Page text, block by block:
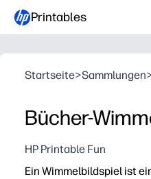
Printables
Startseite>Sammlungen
Bücher-
HP Printable Fun
Ein Wimmelbildspiel ist